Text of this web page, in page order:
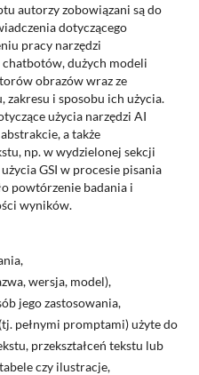
autorzy zobowiązani są do
dotyczącego
pracy narzędzi
chatbotów, dużych modeli
obrazów wraz ze
zakresu i sposobu ich użycia.
użycia narzędzi AI
a także
np. w wydzielonej sekcji
GSI w procesie pisania
powtórzenie badania i
wyników.
wersja, model),
jego zastosowania,
pełnymi promptami) użyte do
przekształceń tekstu lub
czy ilustracje,